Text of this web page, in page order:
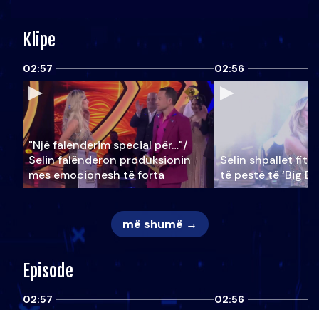
Klipe
02:57
"Një falenderim special për…"/
Selin falënderon produksionin
mes emocionesh të forta
02:56
Selin shpallet
të pestë të ‘Big
më shumë →
Episode
02:57 02:56